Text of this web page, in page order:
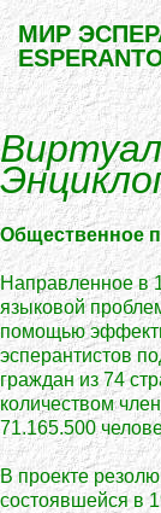
МИР
Общественное
Направленное в
языковой
помощью
эсперантистов
граждан из 74
количеством
71.165.500
В проекте
состоявшейся в